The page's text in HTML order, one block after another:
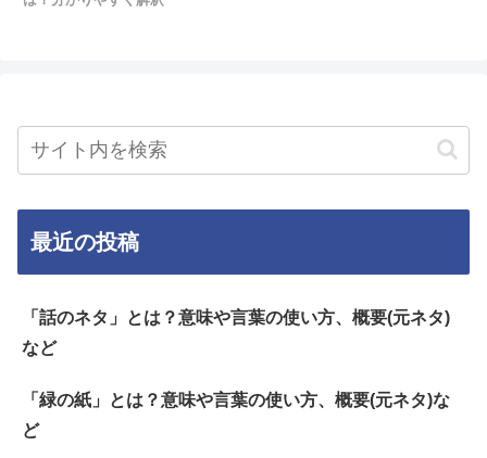
最近の投稿
「話のネタ」とは？意味や言葉の使い方、概要(元ネタ)
など
「緑の紙」とは？意味や言葉の使い方、概要(元ネタ)な
ど